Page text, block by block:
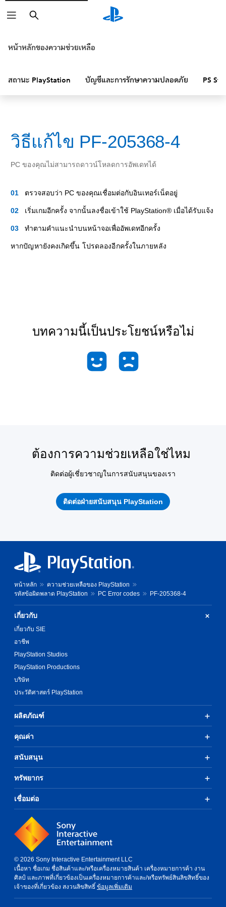
หน้าหลักของความช่วยเหลือ
สถานะ PlayStation บัญชีและการรักษาความปลอดภัย PS
วิธีแก้ไข PF-205368-4
PC ของคุณไม่สามารถดาวน์โหลดการอัพเดทได้
ตรวจสอบว่า PC ของคุณเชื่อมต่อกับอินเทอร์เน็ตอยู่
เริ่มเกมอีกครั้ง จากนั้นลงชื่อเข้าใช้ PlayStation® เมื่อได้รับแจ้ง
ทำตามคำแนะนำบนหน้าจอเพื่ออัพเดทอีกครั้ง
หากปัญหายังคงเกิดขึ้น โปรดลองอีกครั้งในภายหลัง
บทความนี้เป็นประโยชน์หรือไม่
ต้องการความช่วยเหลือใช่ไหม
ติดต่อผู้เชี่ยวชาญในการสนับสนุนของเรา
ติดต่อฝ่ายสนับสนุน PlayStation
หน้าหลัก
ความช่วยเหลือของ PlayStation
รหัสข้อผิดพลาด PlayStation
PC Error codes PF-205368-4
เกี่ยวกับ
เกี่ยวกับ SIE
อาชีพ
PlayStation Studios
PlayStation Productions
บริษัท
ประวัติศาสตร์ PlayStation
ผลิตภัณฑ์
คุณค่า
สนับสนุน
ทรัพยากร
เชื่อมต่อ
© 2026 Sony Interactive Entertainment LLC
เนื้อหา ชื่อเกม ชื่อสินค้าและ/หรือเครื่องหมายสินค้า เครื่องหมายการค้า งาน
ศิลป์ และภาพที่เกี่ยวข้องเป็นเครื่องหมายการค้าและ/หรือทรัพย์สินลิขสิทธิ์ของ
เจ้าของที่เกี่ยวข้อง สงวนลิขสิทธิ์ ข้อมูลเพิ่มเติม